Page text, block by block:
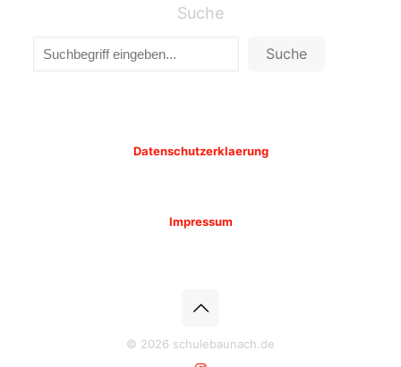
Suche
Suche
Datenschutzerklaerung
Impressum
© 2026 schulebaunach.de